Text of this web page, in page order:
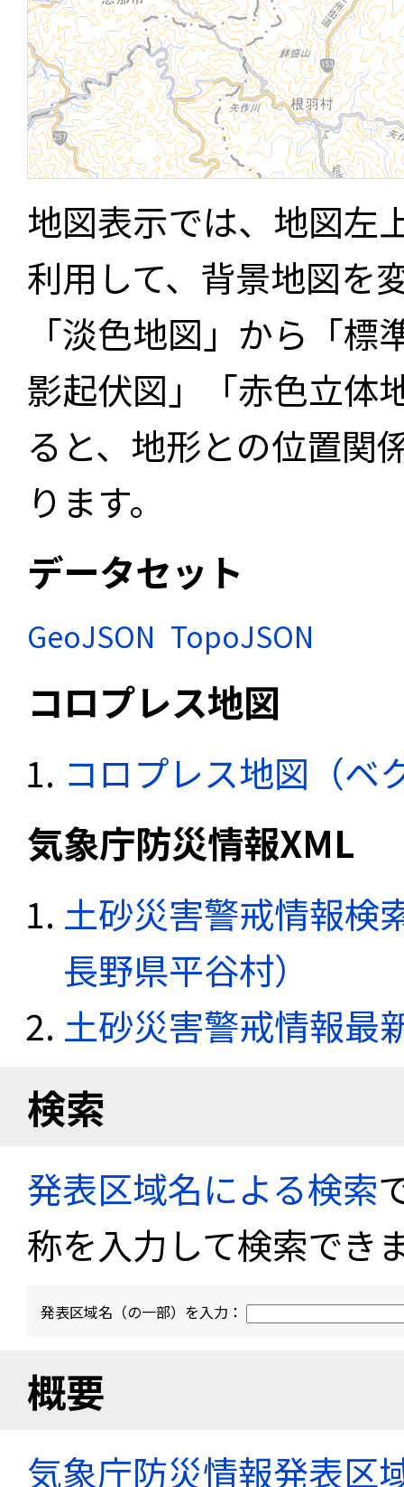
地図表示では、地図左
利用して、背景地図を
「淡色地図」から「
影起伏図」「赤色立体
ると、地形との位置関
ります。
データセット
GeoJSON TopoJSON
コロプレス地図
コロプレス地図（ベ
気象庁防災情報XML
土砂災害警戒情報検
長野県平谷村）
土砂災害警戒情報最
検索
発表区域名による検索
称を入力して検索でき
発表区域名（の一部）を入力：
概要
気象庁防災情報発表区